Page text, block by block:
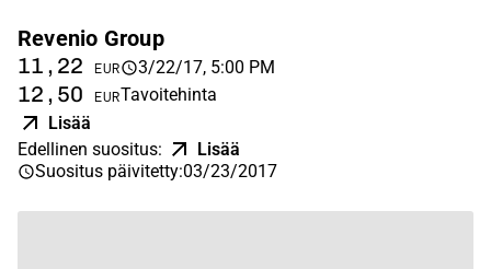
Revenio Group
11,22 EUR 3/22/17, 5:00 PM
12,50 EURTavoitehinta
Lisää
Edellinen suositus:
Lisää
Suositus päivitetty:03/23/2017